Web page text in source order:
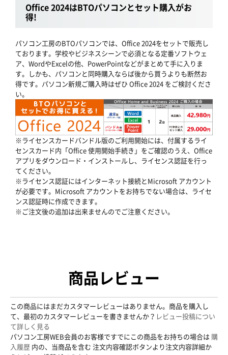
Office 2024はBTOパソコンとセット購入がお
得!
パソコン工房のBTOパソコンでは、Office 2024をセットで販売し
ております。学校やビジネスシーンで必須となる定番ソフトウェ
ア、WordやExcelの他、PowerPointなどがまとめて手に入りま
す。しかも、パソコンと同時購入ならば後から買うよりも断然お
得です。パソコン新規ご購入時はぜひ Office 2024 をご検討くださ
い。
※ライセンスカードバンドル版のご利用開始には、付属するライ
センスカード内「Office 使用開始手続き」をご確認のうえ、Office
アプリをダウンロード・インストールし、ライセンス認証を行っ
てください。
※ライセンス認証にはインターネット接続とMicrosoft アカウント
が必要です。Microsoft アカウントをお持ちでない場合は、ライセ
ンス認証時に作成できます。
※ご注文後の追加は出来ませんのでご注意ください。
商品レビュー
この商品にはまだカスタマーレビューはありません。商品を購入し
て、最初のカスタマーレビューを書きませんか？ レビュー投稿につい
て詳しく見る
パソコン工房WEB会員のお客様ですでにこの商品をお持ちの場合は 購
入履歴 内の、当商品を含む 注文内容確認ボタンより注文内容詳細か